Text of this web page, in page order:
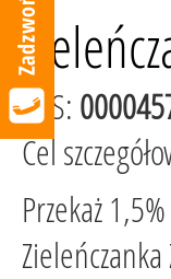
KRS:
Cel
Przekaż